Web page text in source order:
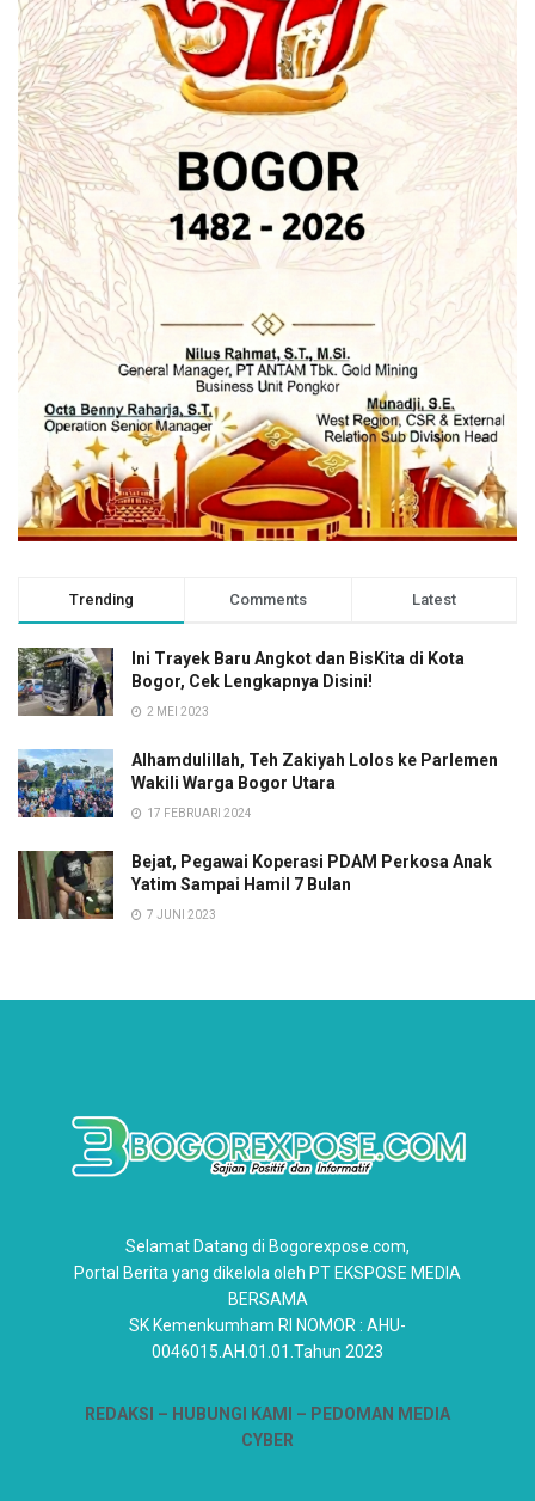
Trending Comments Latest
Ini Trayek Baru Angkot dan BisKita di Kota
Bogor, Cek Lengkapnya Disini!
2 MEI 2023
Alhamdulillah, Teh Zakiyah Lolos ke Parlemen
Wakili Warga Bogor Utara
17 FEBRUARI 2024
Bejat, Pegawai Koperasi PDAM Perkosa Anak
Yatim Sampai Hamil 7 Bulan
7 JUNI 2023
Selamat Datang di Bogorexpose.com,
Portal Berita yang dikelola oleh PT EKSPOSE MEDIA
BERSAMA
SK Kemenkumham RI NOMOR : AHU-
0046015.AH.01.01.Tahun 2023
REDAKSI – HUBUNGI KAMI
– PEDOMAN MEDIA
CYBER